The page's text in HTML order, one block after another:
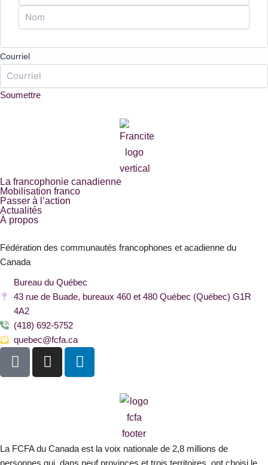
Courriel
La francophonie canadienne
Mobilisation franco
Passer à l’action
Actualités
À propos
Fédération des communautés francophones et acadienne du
Canada
Bureau du Québec
43 rue de Buade, bureaux 460 et 480 Québec (Québec) G1R
4A2
(418) 692-5752
quebec@fcfa.ca
F
a
o
k
I
n
r
a
L
i
i
n
La FCFA du Canada est la voix nationale de 2,8 millions de
personnes qui, dans neuf provinces et trois territoires, ont choisi le